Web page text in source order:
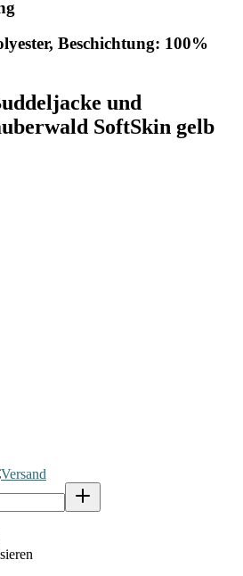
Beschichtung: 100%
und
SoftSkin gelb
Versand